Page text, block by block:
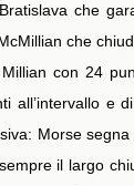
che
che
con 24
all’intervallo e
Morse
il largo